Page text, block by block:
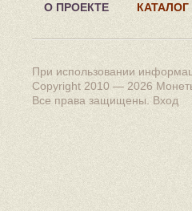
О ПРОЕКТЕ
При использовании
Copyright 2010 — 2026
Все права защищены. Вход